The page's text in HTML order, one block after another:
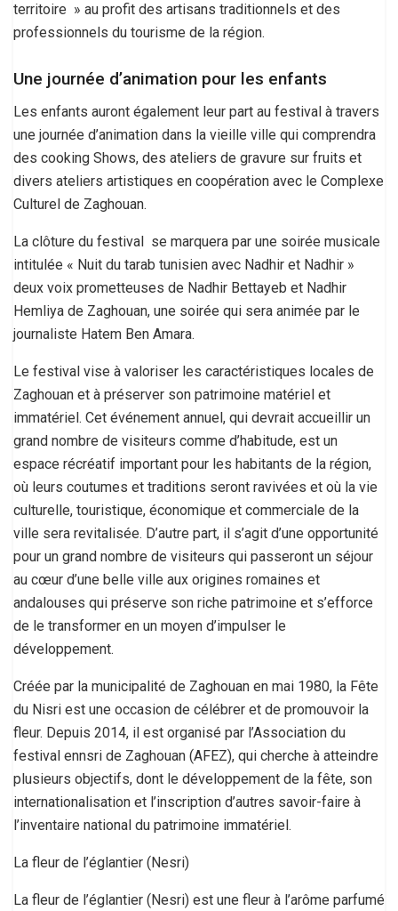
territoire » au profit des artisans traditionnels et des
professionnels du tourisme de la région.
Une journée d’animation pour les enfants
Les enfants auront également leur part au festival à travers
une journée d’animation dans la vieille ville qui comprendra
des cooking Shows, des ateliers de gravure sur fruits et
divers ateliers artistiques en coopération avec le Complexe
Culturel de Zaghouan.
La clôture du festival se marquera par une soirée musicale
intitulée « Nuit du tarab tunisien avec Nadhir et Nadhir »
deux voix prometteuses de Nadhir Bettayeb et Nadhir
Hemliya de Zaghouan, une soirée qui sera animée par le
journaliste Hatem Ben Amara.
Le festival vise à valoriser les caractéristiques locales de
Zaghouan et à préserver son patrimoine matériel et
immatériel. Cet événement annuel, qui devrait accueillir un
grand nombre de visiteurs comme d’habitude, est un
espace récréatif important pour les habitants de la région,
où leurs coutumes et traditions seront ravivées et où la vie
culturelle, touristique, économique et commerciale de la
ville sera revitalisée. D’autre part, il s’agit d’une opportunité
pour un grand nombre de visiteurs qui passeront un séjour
au cœur d’une belle ville aux origines romaines et
andalouses qui préserve son riche patrimoine et s’efforce
de le transformer en un moyen d’impulser le
développement.
Créée par la municipalité de Zaghouan en mai 1980, la Fête
du Nisri est une occasion de célébrer et de promouvoir la
fleur. Depuis 2014, il est organisé par l’Association du
festival ennsri de Zaghouan (AFEZ), qui cherche à atteindre
plusieurs objectifs, dont le développement de la fête, son
internationalisation et l’inscription d’autres savoir-faire à
l’inventaire national du patrimoine immatériel.
La fleur de l’églantier (Nesri)
La fleur de l’églantier (Nesri) est une fleur à l’arôme parfumé